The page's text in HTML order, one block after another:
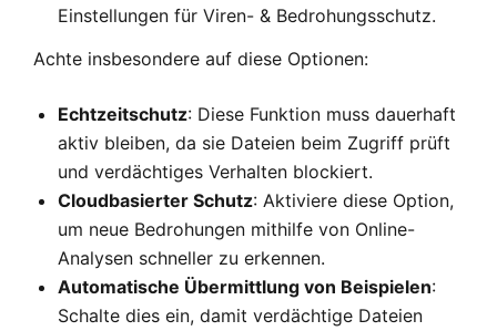
Einstellungen für Viren- & Bedrohungsschutz.
Achte insbesondere auf diese Optionen:
Echtzeitschutz: Diese Funktion muss dauerhaft
aktiv bleiben, da sie Dateien beim Zugriff prüft
und verdächtiges Verhalten blockiert.
Cloudbasierter Schutz: Aktiviere diese Option,
um neue Bedrohungen mithilfe von Online-
Analysen schneller zu erkennen.
Automatische Übermittlung von Beispielen:
Schalte dies ein, damit verdächtige Dateien